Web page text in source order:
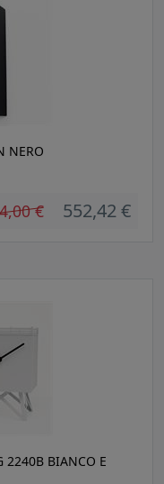
NERO
€ 552,42 €
2240B BIANCO E